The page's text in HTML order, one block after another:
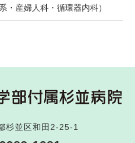
・産婦人科・循環器内科）
杉並区和田2-25-1